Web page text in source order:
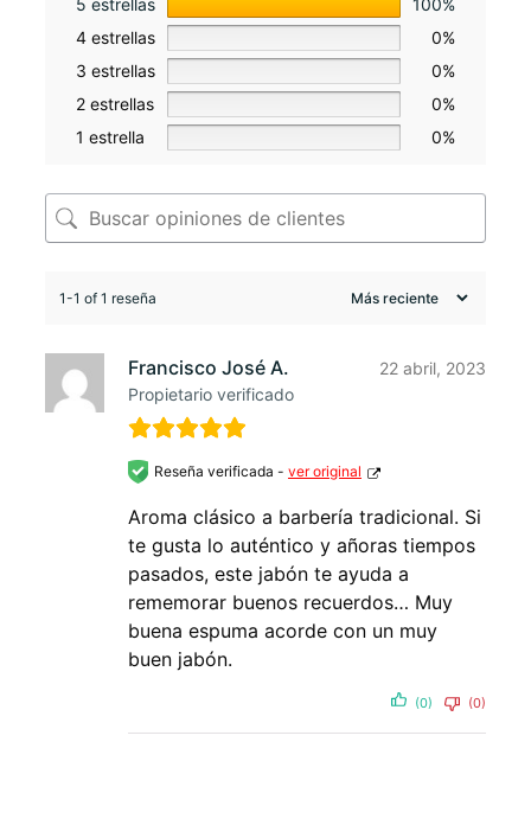
5 estrellas
100%
4 estrellas
0%
3 estrellas
0%
2 estrellas
0%
1 estrella
0%
1-1 of 1 reseña
Francisco José A.
Propietario verificado
22 abril, 2023
Reseña verificada - ver original
Aroma clásico a barbería tradicional. Si
te gusta lo auténtico y añoras tiempos
pasados, este jabón te ayuda a
rememorar buenos recuerdos… Muy
buena espuma acorde con un muy
buen jabón.
(0) (0)